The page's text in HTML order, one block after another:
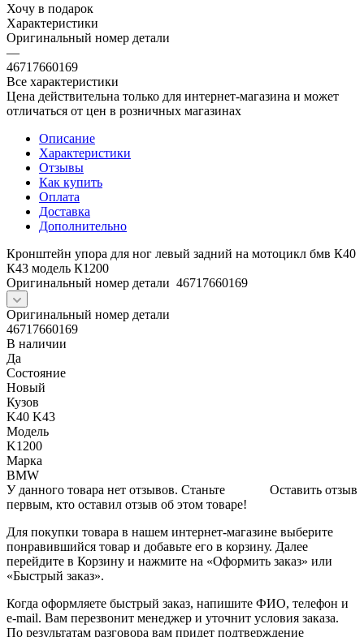
Хочу в подарок
Характеристики
Оригинальный номер детали
—
46717660169
Все характеристики
Цена действительна только для интернет-магазина и может
отличаться от цен в розничных магазинах
Описание
Характеристики
Отзывы
Как купить
Оплата
Доставка
Дополнительно
Кронштейн упора для ног левый задний на мотоцикл бмв К40
К43 модель К1200
Оригинальный номер детали 46717660169
Оригинальный номер детали
46717660169
В наличии
Да
Состояние
Новый
Кузов
K40 K43
Модель
K1200
Марка
BMW
Оставить отзыв
У данного товара нет отзывов. Станьте
первым, кто оставил отзыв об этом товаре!
Для покупки товара в нашем интернет-магазине выберите
понравившийся товар и добавьте его в корзину. Далее
перейдите в Корзину и нажмите на «Оформить заказ» или
«Быстрый заказ».
Когда оформляете быстрый заказ, напишите ФИО, телефон и
e-mail. Вам перезвонит менеджер и уточнит условия заказа.
По результатам разговора вам придет подтверждение